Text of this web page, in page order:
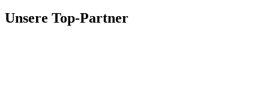
Unsere Top-Partner